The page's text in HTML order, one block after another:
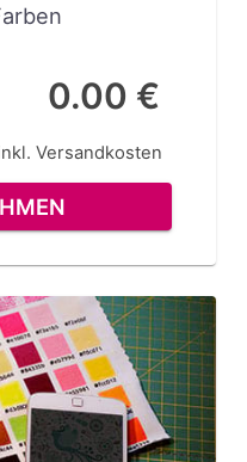
0.00 €
Versandkosten